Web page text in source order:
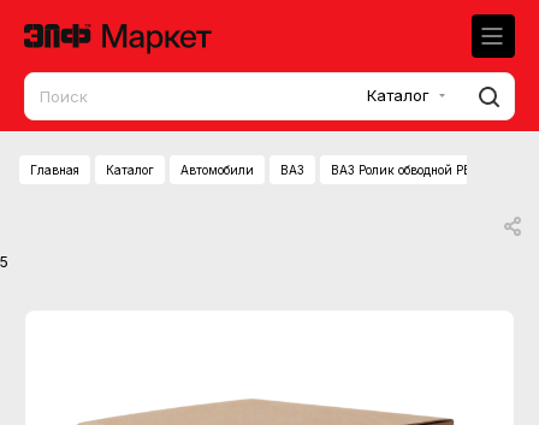
Каталог
Главная Каталог Автомобили ВАЗ ВАЗ Ролик обводной PB7027 LYNX
5